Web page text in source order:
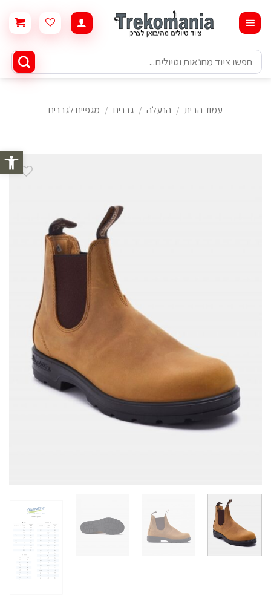
פתח
content
חיפוש
עבור:
עמוד הבית / הנעלה / גברים / מגפיים לגברים